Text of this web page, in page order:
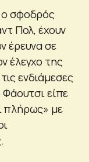
ο σφοδρός
Πολ, έχουν
έρευνα σε
έλεγχο της
ενδιάμεσες
είπε
πλήρως» με